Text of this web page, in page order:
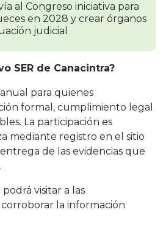
al Congreso iniciativa para
en 2028 y crear órganos
judicial
SER de Canacintra?
para quienes
formal, cumplimiento legal
La participación es
mediante registro en el sitio
de las evidencias que
visitar a las
la información